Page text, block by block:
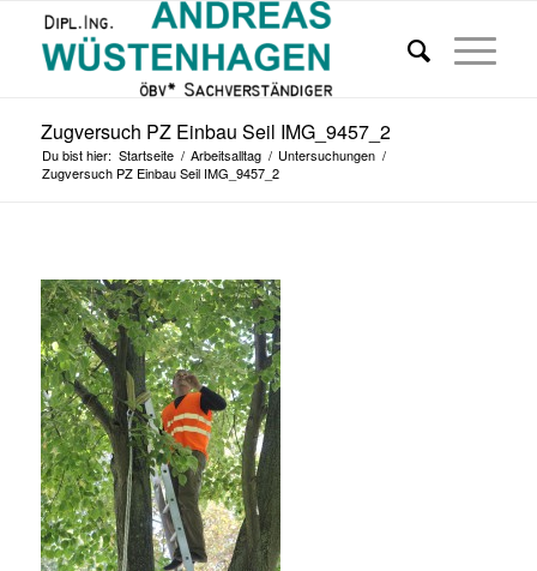
Zugversuch PZ Einbau Seil IMG_9457_2
Du bist hier: Startseite / Arbeitsalltag / Untersuchungen /
Zugversuch PZ Einbau Seil IMG_9457_2